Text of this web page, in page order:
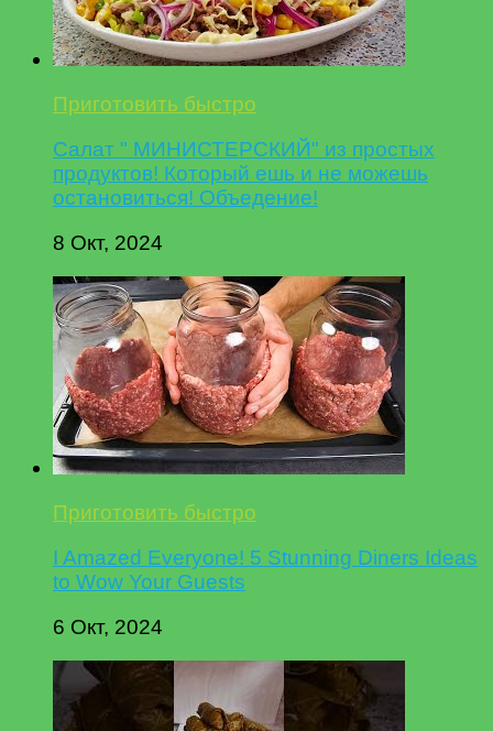
Приготовить быстро
Салат " МИНИСТЕРСКИЙ" из простых
продуктов! Который ешь и не можешь
остановиться! Объедение!
8 Окт, 2024
Приготовить быстро
I Amazed Everyone! 5 Stunning Diners Ideas
to Wow Your Guests
6 Окт, 2024